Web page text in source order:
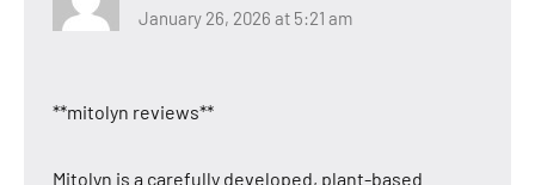
January 26, 2026 at 5:21 am
**mitolyn reviews**
Mitolyn is a carefully developed, plant-based